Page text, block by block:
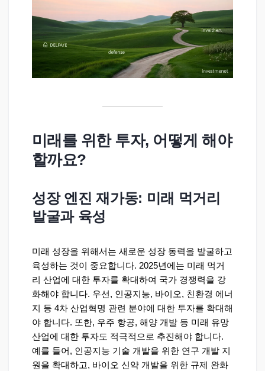
미래를 위한 투자, 어떻게 해야
할까요?
성장 엔진 재가동: 미래 먹거리
발굴과 육성
미래 성장을 위해서는 새로운 성장 동력을 발굴하고
육성하는 것이 중요합니다. 2025년에는 미래 먹거
리 산업에 대한 투자를 확대하여 국가 경쟁력을 강
화해야 합니다. 우선, 인공지능, 바이오, 친환경 에너
지 등 4차 산업혁명 관련 분야에 대한 투자를 확대해
야 합니다. 또한, 우주 항공, 해양 개발 등 미래 유망
산업에 대한 투자도 적극적으로 추진해야 합니다.
예를 들어, 인공지능 기술 개발을 위한 연구 개발 지
원을 확대하고, 바이오 신약 개발을 위한 규제 완화